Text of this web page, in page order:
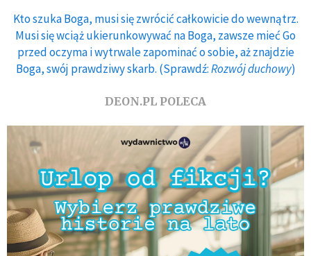
Kto szuka Boga, musi się zwrócić całkowicie do wewnątrz.
Musi się wciąż ukierunkowywać na Boga, zawsze mieć Go
przed oczyma i wytrwale zapominać o sobie, aż znajdzie
Boga, swój prawdziwy skarb. (Sprawdź:Rozwój duchowy)
DEON.PL POLECA